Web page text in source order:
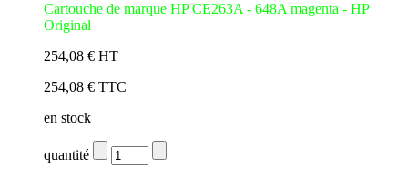
Cartouche de marque HP CE263A - 648A magenta - HP
Original
254,08 € HT
254,08 € TTC
en stock
quantité